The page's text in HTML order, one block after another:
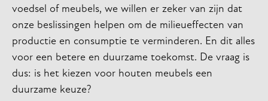
voedsel of meubels, we willen er zeker van zijn dat
onze beslissingen helpen om de milieueffecten van
productie en consumptie te verminderen. En dit alles
voor een betere en duurzame toekomst. De vraag is
dus: is het kiezen voor houten meubels een
duurzame keuze?